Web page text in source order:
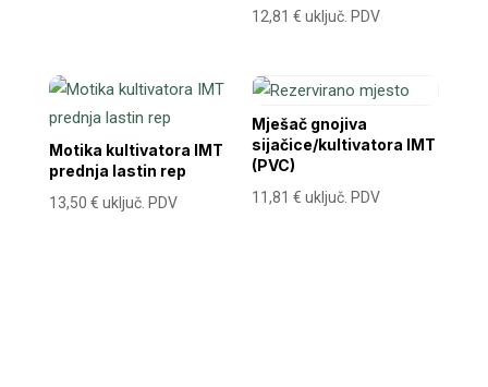
12,81€ uključ. PDV
Motika kultivatora IMT
prednja lastin rep
13,50 € uključ. PDV
Mješač gnojiva
sijačice/kultivatora IMT
(PVC)
11,81€ uključ. PDV